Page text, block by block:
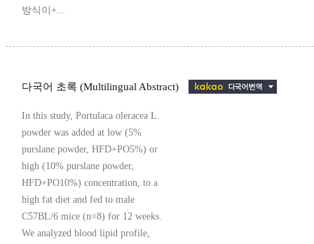
방식이+...
다국어 초록 (Multilingual Abstract)
In this study, Portulaca oleracea L.
powder was added at low (5%
purslane powder, HFD+PO5%) or
high (10% purslane powder,
HFD+PO10%) concentration, to a
high fat diet and fed to male
C57BL/6 mice (n=8) for 12 weeks.
We analyzed blood lipid profile,